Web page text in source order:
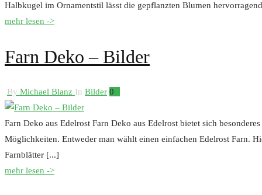
Halbkugel im Ornamentstil lässt die gepflanzten Blumen
mehr lesen ->
Farn Deko – Bilder
By Michael Blanz In Bilder 0
Farn Deko aus Edelrost Farn Deko aus Edelrost bietet sich
Möglichkeiten. Entweder man wählt einen einfachen Edelrost Farn.
Farnblätter [...]
mehr lesen ->